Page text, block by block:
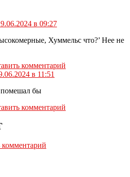
в 09:27
Хуммельс что?’ Нее не
комментарий
в 11:51
помешал бы
комментарий
комментарий